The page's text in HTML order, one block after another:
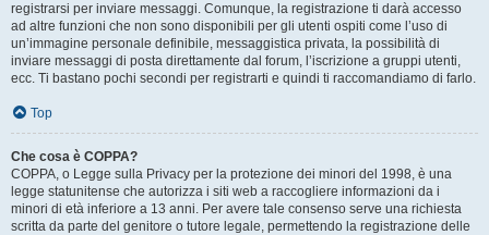
registrarsi per inviare messaggi. Comunque, la registrazione ti darà accesso
ad altre funzioni che non sono disponibili per gli utenti ospiti come l’uso di
un’immagine personale definibile, messaggistica privata, la possibilità di
inviare messaggi di posta direttamente dal forum, l’iscrizione a gruppi utenti,
ecc. Ti bastano pochi secondi per registrarti e quindi ti raccomandiamo di farlo.
Top
Che cosa è COPPA?
COPPA, o Legge sulla Privacy per la protezione dei minori del 1998, è una
legge statunitense che autorizza i siti web a raccogliere informazioni da i
minori di età inferiore a 13 anni. Per avere tale consenso serve una richiesta
scritta da parte del genitore o tutore legale, permettendo la registrazione delle